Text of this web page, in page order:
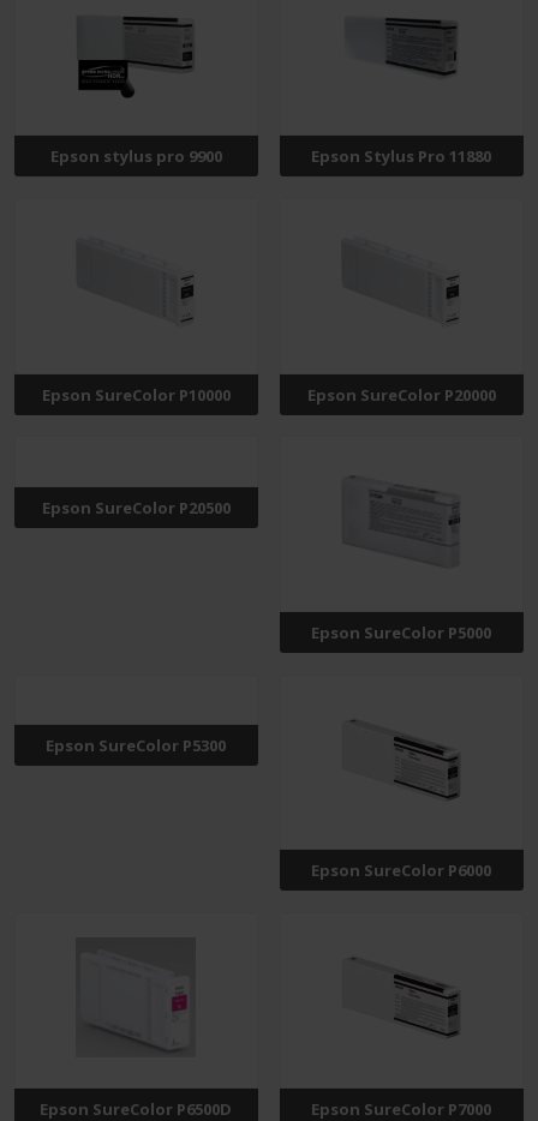
Epson stylus pro 9900 Epson Stylus Pro 11880
Epson SureColor P10000 Epson SureColor P20000
Epson SureColor P20500
Epson SureColor P5000
Epson SureColor P5300
Epson SureColor P6000
Epson SureColor P6500D Epson SureColor P7000